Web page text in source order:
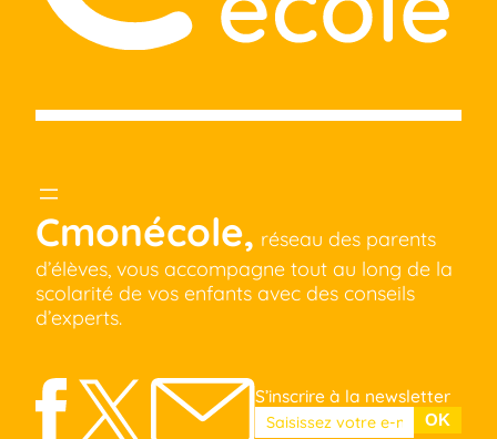
Cmonécole, réseau des parents
d’élèves, vous accompagne tout au long de la
scolarité de vos enfants avec des conseils
d’experts.
S’inscrire à la newsletter